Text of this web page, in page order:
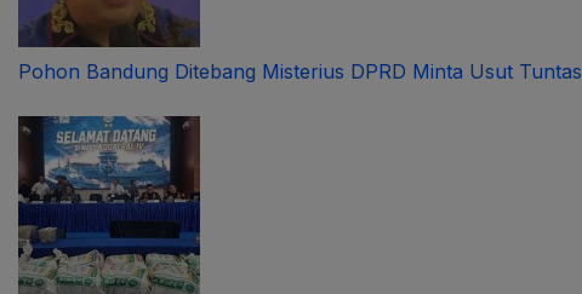
Pohon Bandung Ditebang Misterius DPRD Minta Usut Tuntas